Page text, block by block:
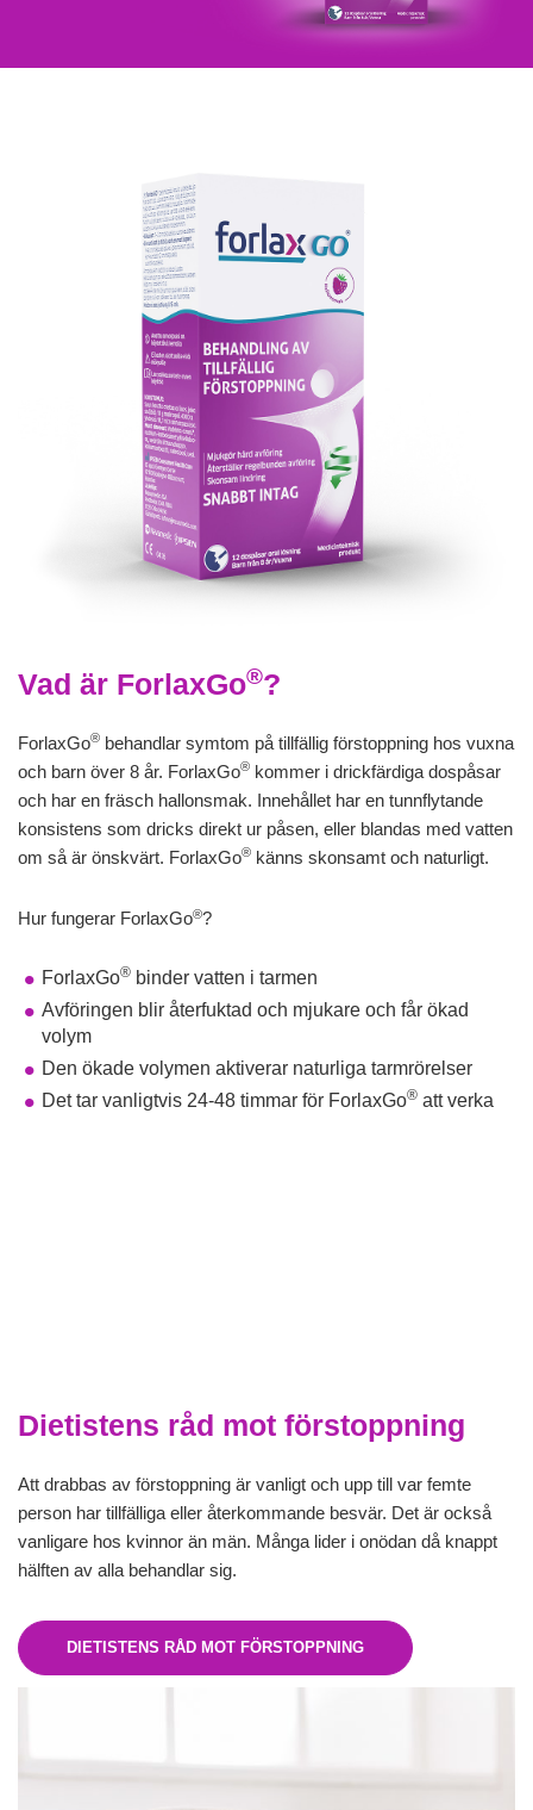
Vad är ForlaxGo®?
ForlaxGo® behandlar symtom på tillfällig förstoppning hos vuxna
och barn över 8 år. ForlaxGo® kommer i drickfärdiga dospåsar
och har en fräsch hallonsmak. Innehållet har en tunnflytande
konsistens som dricks direkt ur påsen, eller blandas med vatten
om så är önskvärt. ForlaxGo® känns skonsamt och naturligt.
Hur fungerar ForlaxGo®?
ForlaxGo® binder vatten i tarmen
Avföringen blir återfuktad och mjukare och får ökad
volym
Den ökade volymen aktiverar naturliga tarmrörelser
Det tar vanligtvis 24-48 timmar för ForlaxGo® att verka
Dietistens råd mot förstoppning
Att drabbas av förstoppning är vanligt och upp till var femte
person har tillfälliga eller återkommande besvär. Det är också
vanligare hos kvinnor än män. Många lider i onödan då knappt
hälften av alla behandlar sig.
DIETISTENS RÅD MOT FÖRSTOPPNING